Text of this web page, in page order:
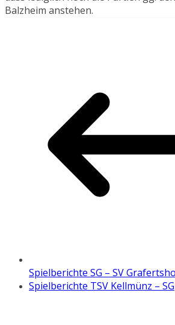
Balzheim anstehen.
Spielberichte SG – SV
Spielberichte TSV Kellmünz – SG